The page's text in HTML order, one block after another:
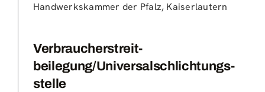
Handwerkskammer der Pfalz, Kaiserlautern
Verbraucher­streit­
beilegung/Universal­schlichtungs­
stelle